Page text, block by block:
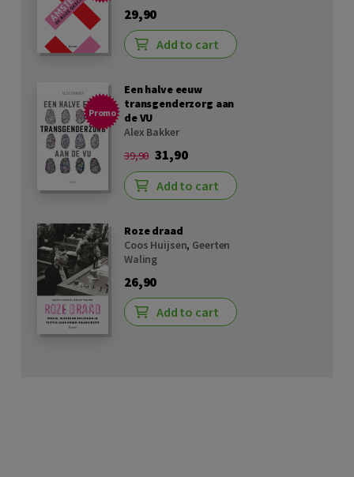
29,90
Add to cart
Promo
Een halve eeuw
transgenderzorg aan
de VU
Alex Bakker
39,90 31,90
Add to cart
Roze draad
Coos Huijsen, Geerten
Waling
26,90
Add to cart